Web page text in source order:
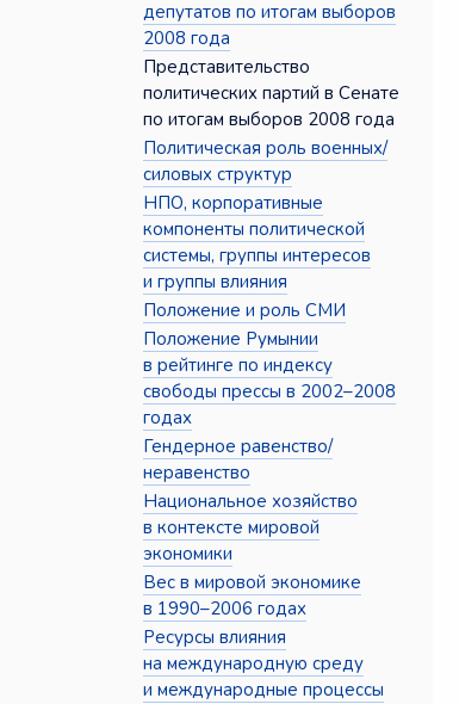
депутатов по итогам выборов
2008 года
Представительство
политических партий в Сенате
по итогам выборов 2008 года
Политическая роль военных/
силовых структур
НПО, корпоративные
компоненты политической
системы, группы интересов
и группы влияния
Положение и роль СМИ
Положение Румынии
в рейтинге по индексу
свободы прессы в 2002–2008
годах
Гендерное равенство/
неравенство
Национальное хозяйство
в контексте мировой
экономики
Вес в мировой экономике
в 1990–2006 годах
Ресурсы влияния
на международную среду
и международные процессы